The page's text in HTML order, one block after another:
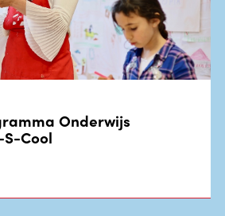
Onderwijs
Cool